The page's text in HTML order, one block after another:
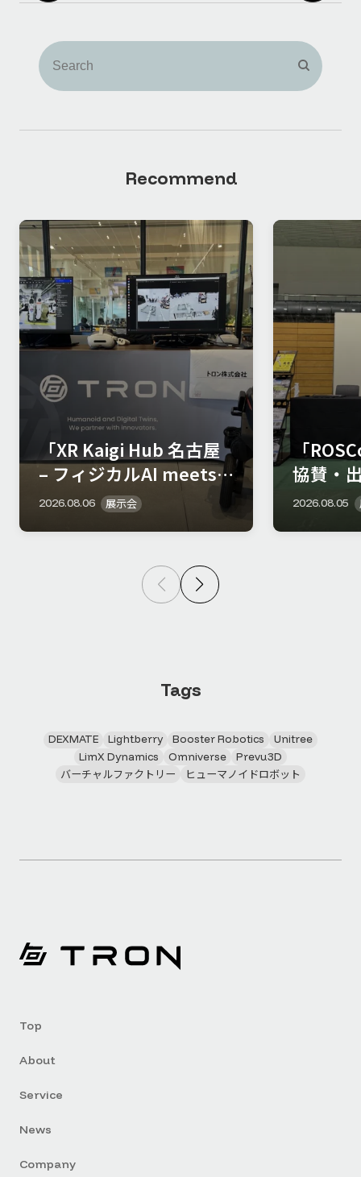
Recommend
「XR Kaigi Hub 名古屋
– フィジカルAI meets
XR」に出展しました
2026.08.06 展示会
「
協賛・
2026.08.05
Tags
DEXMATE Lightberry Booster Robotics
Unitree
LimX Dynamics
Omniverse Prevu3D
バーチャルファクトリー ヒューマノイドロボット
Top
About
Service
News
Company